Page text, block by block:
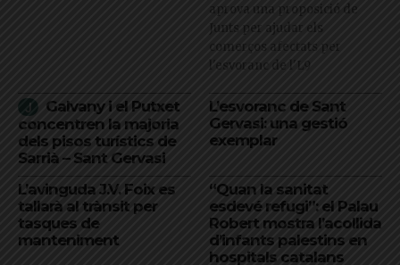
aprova una proposició de
Junts per ajudar els
comerços afectats per
l'esvoranc de l'L9
Galvany i el Putxet
concentren la majoria
dels pisos turístics de
Sarrià – Sant Gervasi
L’esvoranc de Sant
Gervasi: una gestió
exemplar
L’avinguda J.V. Foix es
tallarà al trànsit per
tasques de
manteniment
“Quan la sanitat
esdevé refugi”: el Palau
Robert mostra l’acollida
d’infants palestins en
hospitals catalans